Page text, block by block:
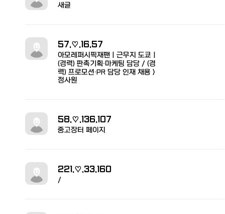
새글
57.♡.16.57
아모레퍼시픽재팬ㅣ근무지 도쿄ㅣ
(경력) 판촉기획∙마케팅 담당 / (경
력) 프로모션∙PR 담당 인재 채용 >
정사원
58.♡.136.107
중고장터 페이지
221.♡.33.160
/